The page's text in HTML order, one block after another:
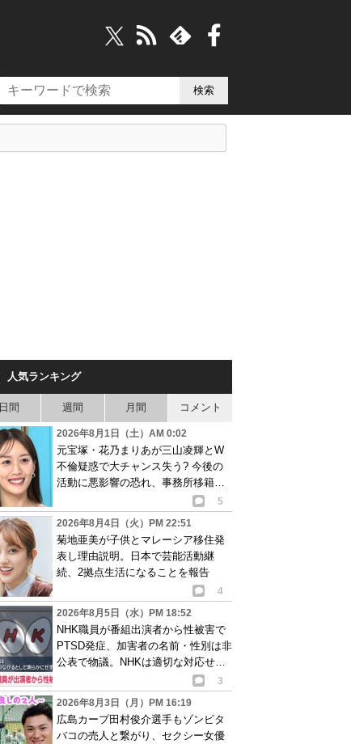
人気ランキング
日間 週間 月間 コメント
2026年8月1日（土）AM 0:02
元宝塚・花乃まりあが三山凌輝とW
不倫疑惑で大チャンス失う? 今後の
活動に悪影響の恐れ、事務所移籍が
5
2026年8月4日（火）PM 22:51
菊地亜美が子供とマレーシア移住発
表し理由説明。日本で芸能活動継
続、2拠点生活になることを報告
4
2026年8月5日（水）PM 18:52
NHK職員が番組出演者から性被害で
PTSD発症、加害者の名前・性別は非
公表で物議。NHKは適切な対応せず
3
2026年8月3日（月）PM 16:19
広島カープ田村俊介選手もゾンビタ
バコの売人と繋がり、セクシー女優